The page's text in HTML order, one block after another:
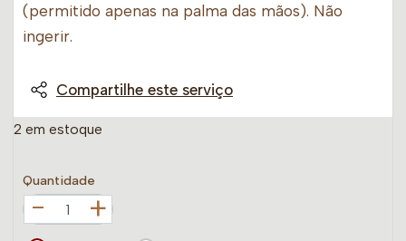
(permitido apenas na palma das mãos). Não
ingerir.
Compartilhe este serviço
2 em estoque
Quantidade
+